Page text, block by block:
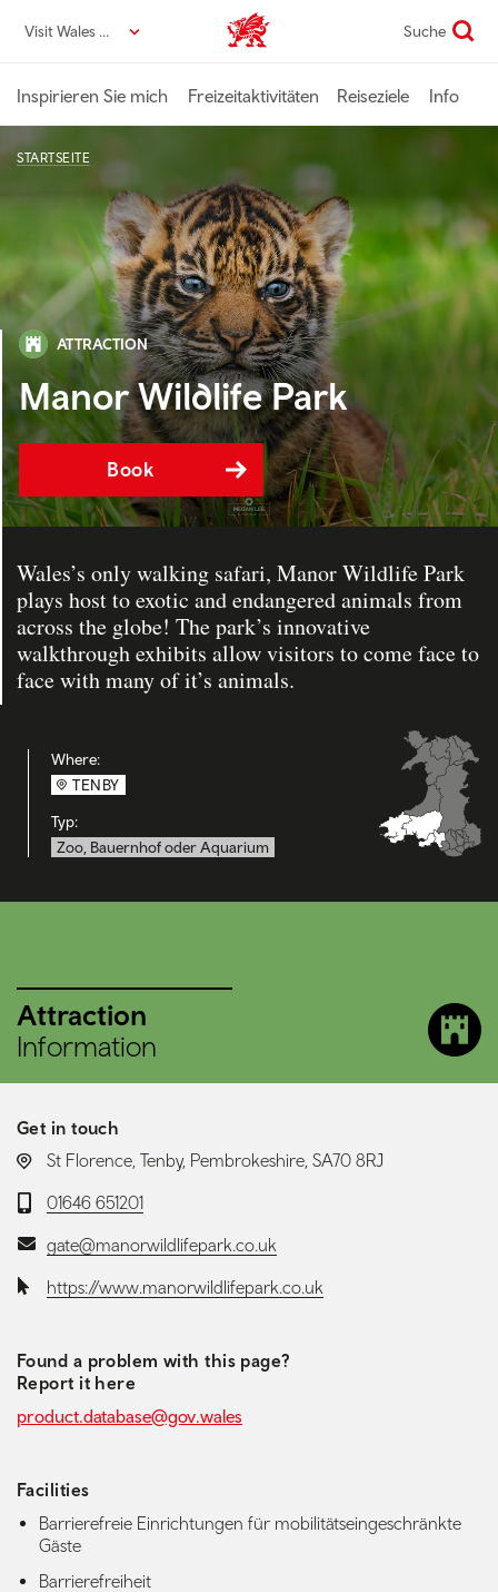
zumVisit Wales DE VisitWales home Suche
Inspirieren Sie mich Freizeitaktivitäten Reiseziele Info
STARTSEITE
ATTRACTION
Manor Wildlife Park
Book
Wales’s only walking safari, Manor Wildlife Park
plays host to exotic and endangered animals from
across the globe! The park’s innovative
walkthrough exhibits allow visitors to come face to
face with many of it’s animals.
Where:
TENBY
Typ:
Zoo, Bauernhof oder Aquarium
Attraction
Information
Get in touch
LOCATION:
St Florence, Tenby, Pembrokeshire, SA70 8RJ
Telephone:
01646 651201
Email:gate@manorwildlifepark.co.uk
Website:https://www.manorwildlifepark.co.uk
Found a problem with this page?
Report it here
product.database@gov.wales
Facilities
Barrierefreie Einrichtungen für mobilitätseingeschränkte
Gäste
Barrierefreiheit